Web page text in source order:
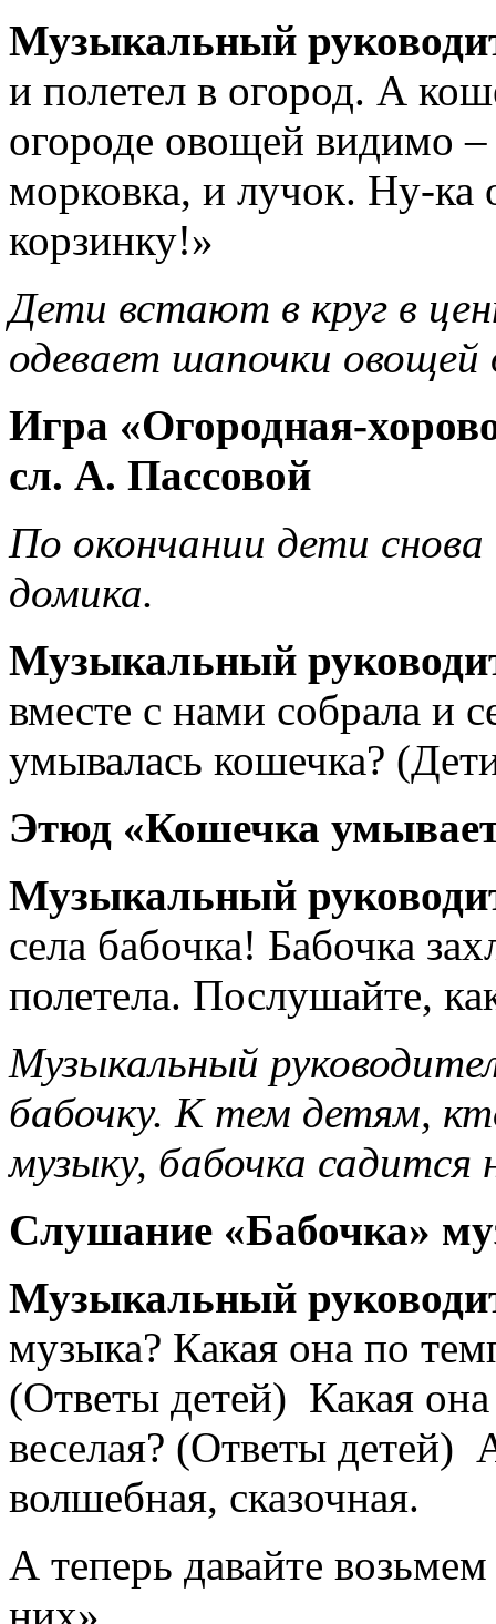
Музыкальный
и полетел в огород. А
огороде овощей видимо
морковка, и лучок. Ну-ка
корзинку!»
Дети встают в круг в
одевает шапочки
Игра «Огородная-
сл. А. Пассовой
По окончании дети снова
домика.
Музыкальный
вместе с нами собрала и
умывалась кошечка?
Этюд «Кошечка
Музыкальный
села бабочка! Бабочка
полетела. Послушайте,
Музыкальный
бабочку. К тем детям,
музыку, бабочка садится
Слушание «Бабочка»
Музыкальный
музыка? Какая она по
(Ответы детей) Какая она
веселая? (Ответы детей)
волшебная, сказочная.
А теперь давайте